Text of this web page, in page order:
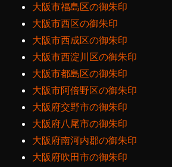
大阪市福島区の御朱印
大阪市西区の御朱印
大阪市西成区の御朱印
大阪市西淀川区の御朱印
大阪市都島区の御朱印
大阪市阿倍野区の御朱印
大阪府交野市の御朱印
大阪府八尾市の御朱印
大阪府南河内郡の御朱印
大阪府吹田市の御朱印